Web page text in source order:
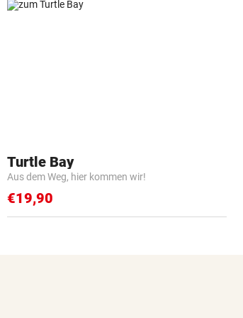
Turtle Bay
Aus dem Weg, hier kommen wir!
€19,90